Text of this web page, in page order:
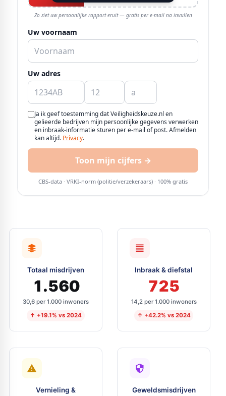
Totaal misdrijven
1.560
30,6 per 1.000 inwoners
↑ +19.1% vs 2024
Inbraak & diefstal
725
14,2 per 1.000 inwoners
↑ +42.2% vs 2024
Vernieling &
Geweldsmisdrijven